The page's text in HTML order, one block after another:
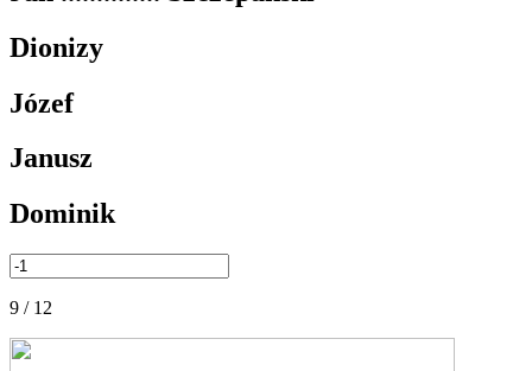
Dionizy
Józef
Janusz
Dominik
9 / 12